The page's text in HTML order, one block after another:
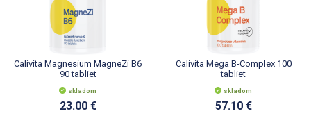
Calivita Magnesium MagneZi B6
90 tabliet
skladom
23.00 €
Calivita Mega B-Complex 100
tabliet
skladom
57.10 €